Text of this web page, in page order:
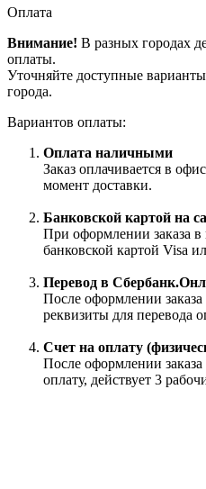
Оплата
Внимание! В разных городах
оплаты.
Уточняйте доступные
города.
Вариантов оплаты:
Оплата наличными
Заказ оплачивается в
момент доставки.
Банковской картой на
При оформлении заказа в
банковской картой Visa
Перевод в
После оформлении
реквизиты для перевода
Счет на оплату
После оформлении
оплату, действует 3